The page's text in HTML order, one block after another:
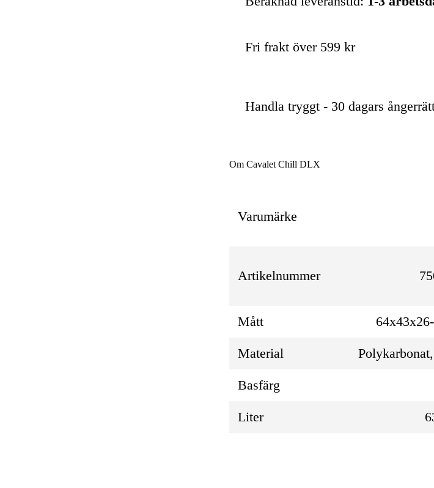
Fri frakt över 599 kr
Handla tryggt - 30 dagars
Om Cavalet Chill DLX
Varumärke
Artikelnummer
Mått
Material
Basfärg
Liter